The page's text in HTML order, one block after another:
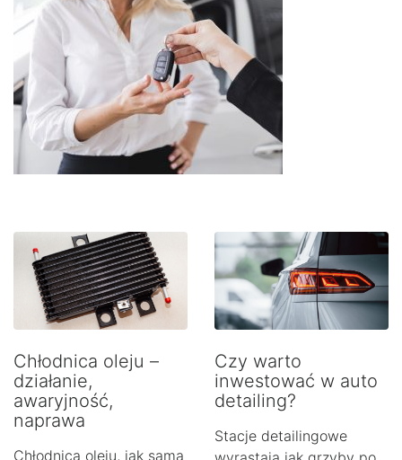
Chłodnica oleju –
działanie,
awaryjność,
naprawa
Chłodnica oleju, jak sama
Czy warto
inwestować w auto
detailing?
Stacje detailingowe